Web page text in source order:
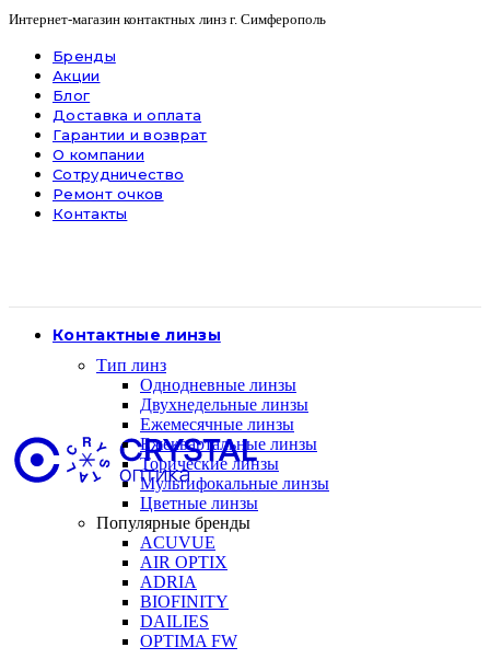
Интернет-магазин контактных линз г. Симферополь
Бренды
Акции
Блог
Доставка и оплата
Гарантии и возврат
О компании
Сотрудничество
Ремонт очков
Контакты
Контактные линзы
Тип линз
Однодневные линзы
Двухнедельные линзы
Ежемесячные линзы
Ежеквартальные линзы
Торические линзы
Мультифокальные линзы
Цветные линзы
Популярные бренды
ACUVUE
AIR OPTIX
ADRIA
BIOFINITY
DAILIES
OPTIMA FW